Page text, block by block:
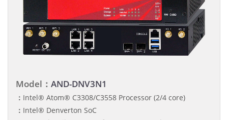
Model： AND-DNV3N1
： Intel® Atom® C3308/C3558 Processor (2/4 core)
： Intel® Denverton SoC